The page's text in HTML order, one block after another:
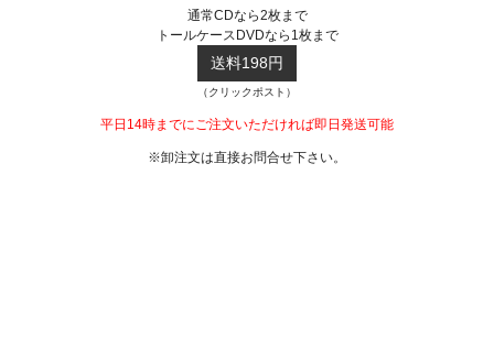
通常CDなら2枚まで
トールケースDVDなら1枚まで
送料198円
（クリックポスト）
平日14時までにご注文いただければ即日発送可能
※卸注文は直接お問合せ下さい。